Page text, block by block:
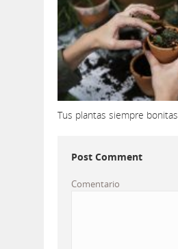
Tus plantas siempre bonitas
Post Comment
Comentario